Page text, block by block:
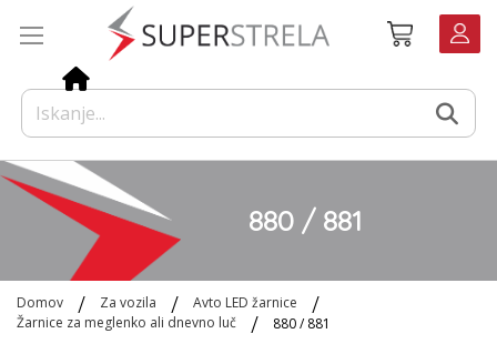
Košarica
880 / 881
Domov Za vozila
Avto LED žarnice
Žarnice za meglenko ali dnevno luč
880 / 881